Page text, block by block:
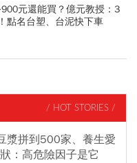
元還能買？億元教授：3
點名台塑、台泥快下車
/ HOT STORIES /
漿拼到500家、養生愛
：高危險因子是它